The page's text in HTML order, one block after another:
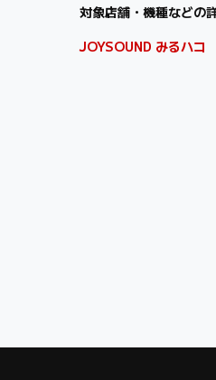
対象店舗・機種などの
JOYSOUND みるハコ